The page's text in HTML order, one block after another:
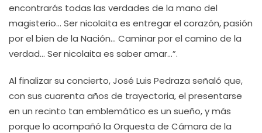
encontrarás todas las verdades de la mano del
magisterio… Ser nicolaita es entregar el corazón, pasión
por el bien de la Nación… Caminar por el camino de la
verdad… Ser nicolaita es saber amar…”.
Al finalizar su concierto, José Luis Pedraza señaló que,
con sus cuarenta años de trayectoria, el presentarse
en un recinto tan emblemático es un sueño, y más
porque lo acompañó la Orquesta de Cámara de la